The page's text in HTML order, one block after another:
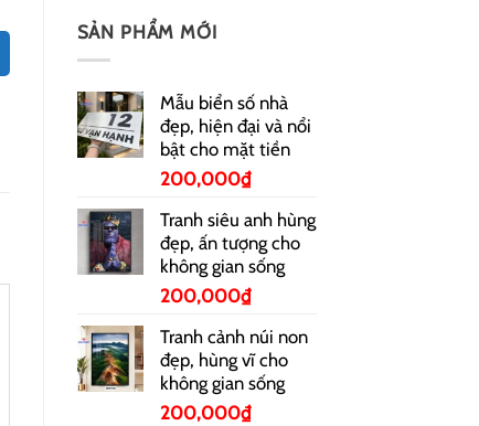
SẢN PHẨM MỚI
Mẫu biển số nhà
đẹp, hiện đại và nổi
bật cho mặt tiền
200,000₫
Tranh siêu anh hùng
đẹp, ấn tượng cho
không gian sống
200,000₫
Tranh cảnh núi non
đẹp, hùng vĩ cho
không gian sống
200,000₫